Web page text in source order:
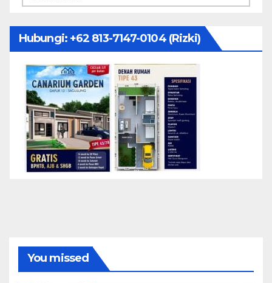
Hubungi: ‪+62 813-7147-0104‬ (Rizki)
You missed